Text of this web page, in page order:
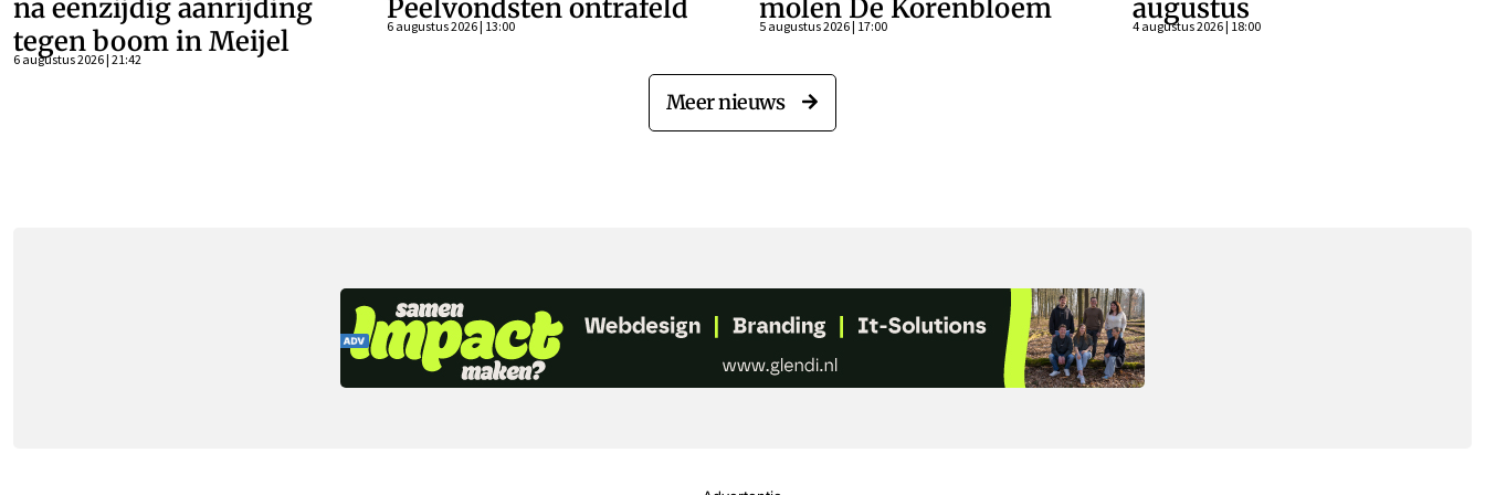
na eenzijdig aanrijding
tegen boom in Meijel
6 augustus 2026 | 21:42
Peelvondsten ontrafeld
6 augustus 2026 | 13:00
molen De Korenbloem
5 augustus 2026 | 17:00
augustus
4 augustus 2026 | 18:00
Meer nieuws